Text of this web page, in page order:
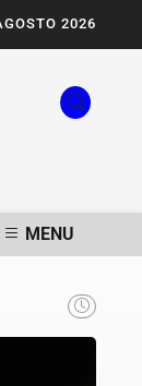
2026
DA SERRA
MENU